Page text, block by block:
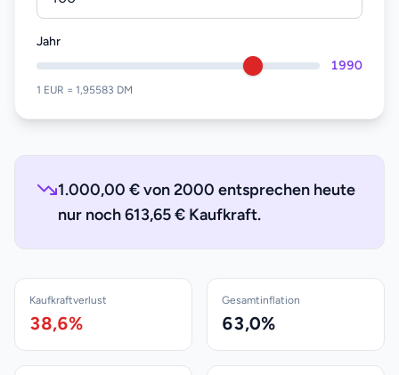
Jahr
1990
1 EUR = 1,95583 DM
1.000,00 € von 2000 entsprechen heute
nur noch 613,65 € Kaufkraft.
Kaufkraftverlust
38,6%
Gesamtinflation
63,0%